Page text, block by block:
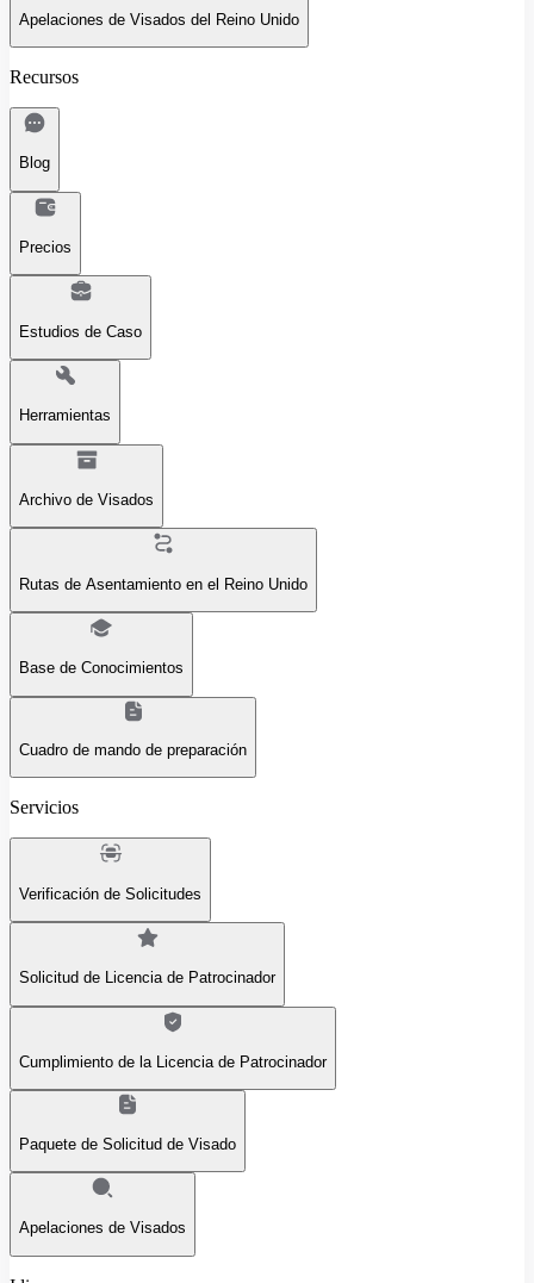
Apelaciones de Visados del Reino Unido
Recursos
Blog
Precios
Estudios de Caso
Herramientas
Archivo de Visados
Rutas de Asentamiento en el Reino Unido
Base de Conocimientos
Cuadro de mando de preparación
Servicios
Verificación de Solicitudes
Solicitud de Licencia de Patrocinador
Cumplimiento de la Licencia de Patrocinador
Paquete de Solicitud de Visado
Apelaciones de Visados